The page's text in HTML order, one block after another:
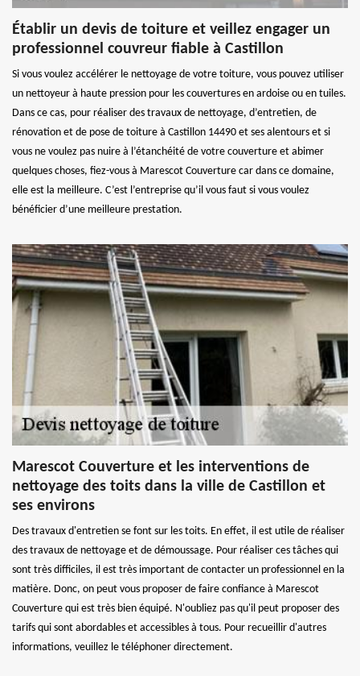
Établir un devis de toiture et veillez engager un
professionnel couvreur fiable à Castillon
Si vous voulez accélérer le nettoyage de votre toiture, vous pouvez utiliser
un nettoyeur à haute pression pour les couvertures en ardoise ou en tuiles.
Dans ce cas, pour réaliser des travaux de nettoyage, d’entretien, de
rénovation et de pose de toiture à Castillon 14490 et ses alentours et si
vous ne voulez pas nuire à l’étanchéité de votre couverture et abimer
quelques choses, fiez-vous à Marescot Couverture car dans ce domaine,
elle est la meilleure. C’est l’entreprise qu’il vous faut si vous voulez
bénéficier d’une meilleure prestation.
Marescot Couverture et les interventions de
nettoyage des toits dans la ville de Castillon et
ses environs
Des travaux d'entretien se font sur les toits. En effet, il est utile de réaliser
des travaux de nettoyage et de démoussage. Pour réaliser ces tâches qui
sont très difficiles, il est très important de contacter un professionnel en la
matière. Donc, on peut vous proposer de faire confiance à Marescot
Couverture qui est très bien équipé. N'oubliez pas qu'il peut proposer des
tarifs qui sont abordables et accessibles à tous. Pour recueillir d'autres
informations, veuillez le téléphoner directement.